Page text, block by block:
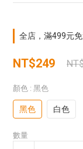
全店，滿499元
NT$249
顏色 : 黑色
黑色 白色
數量